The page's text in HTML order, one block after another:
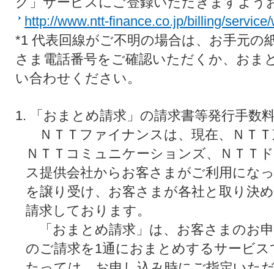
http://www.ntt-finance.co.jp/billing/
*1 代表回線がご不明の場合は、お手元の
さま電話番号をご確認いただくか、おま
い合わせください。
1. 「おまとめ請求」の請求書等発行手数
ＮＴＴファイナンスは、現在、ＮＴ
ＮＴＴコミュニケーションズ、ＮＴＴ
ス提供会社からお客さまがご利用にな
を譲り受け、お客さまが各社と取り決
請求しております。
「おまとめ請求」は、お客さまのお
のご請求を1通におまとめするサービ